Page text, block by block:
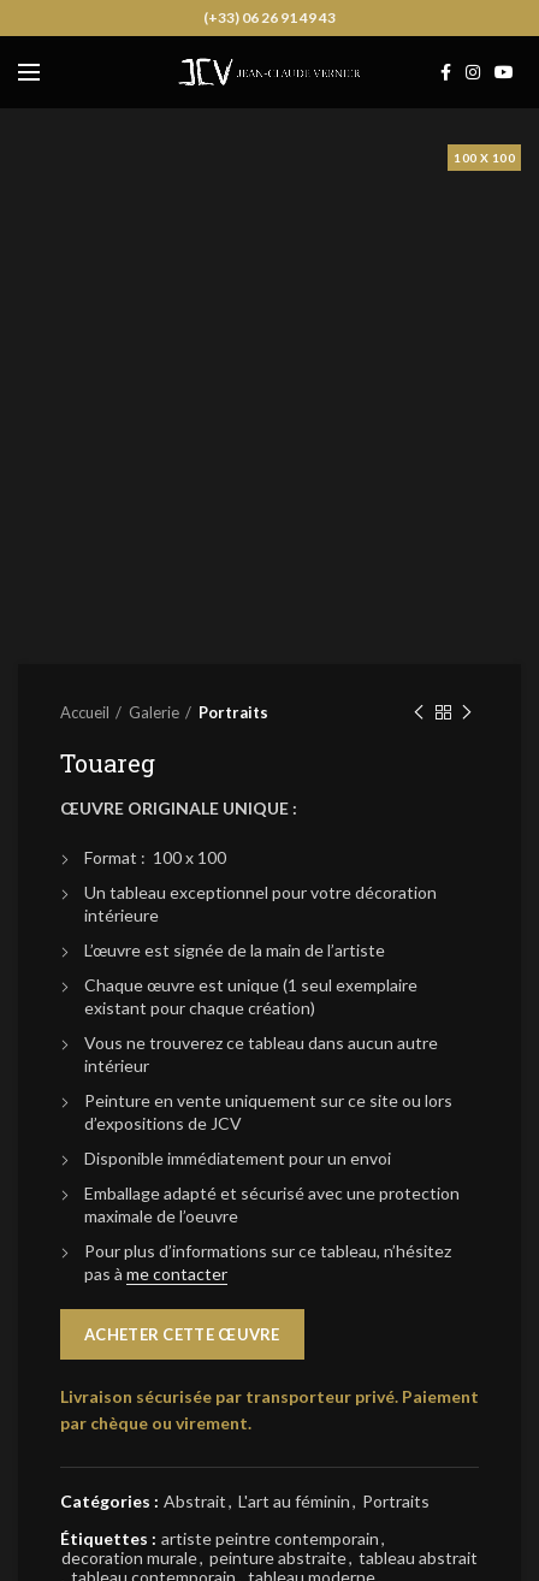
(+33) 06 26 91 49 43
100 X 100
Accueil Galerie Portraits
Touareg
ŒUVRE ORIGINALE UNIQUE :
Format : 100 x 100
Un tableau exceptionnel pour votre décoration
intérieure
L’œuvre est signée de la main de l’artiste
Chaque œuvre est unique (1 seul exemplaire
existant pour chaque création)
Vous ne trouverez ce tableau dans aucun autre
intérieur
Peinture en vente uniquement sur ce site ou lors
d’expositions de JCV
Disponible immédiatement pour un envoi
Emballage adapté et sécurisé avec une protection
maximale de l’oeuvre
Pour plus d’informations sur ce tableau, n’hésitez
pas à me contacter
ACHETER CETTE ŒUVRE
Livraison sécurisée par transporteur privé. Paiement
par chèque ou virement.
Catégories : Abstrait, L'art au féminin, Portraits
Étiquettes : artiste peintre contemporain,
decoration murale, peinture abstraite, tableau abstrait
, tableau contemporain, tableau moderne,